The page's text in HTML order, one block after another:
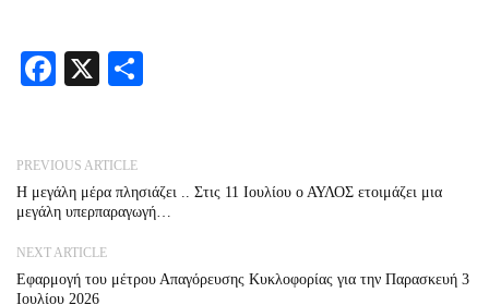
Facebook
X
PREVIOUS ARTICLE
Η μεγάλη μέρα πλησιάζει .. Στις 11 Ιουλίου ο ΑΥΛΟΣ ετοιμάζει μια
μεγάλη υπερπαραγωγή…
NEXT ARTICLE
Εφαρμογή του μέτρου Απαγόρευσης Κυκλοφορίας για την Παρασκευή 3
Ιουλίου 2026